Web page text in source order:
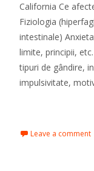
California Ce
Fiziologia
intestinale)
limite, principii,
tipuri de gândire,
impulsivitate,
Leave a comment